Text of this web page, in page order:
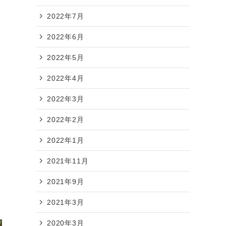
2022年7月
2022年6月
2022年5月
2022年4月
2022年3月
2022年2月
2022年1月
2021年11月
2021年9月
2021年3月
2020年3月